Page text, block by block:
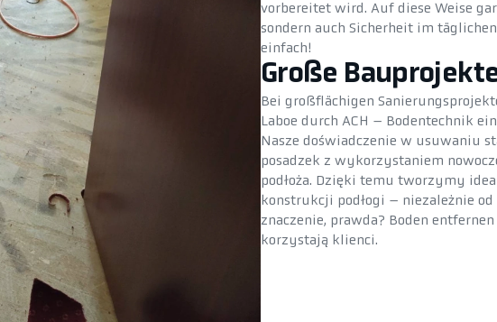
vorbereitet wird. Auf diese Weise
sondern auch Sicherheit im
einfach!
Große
Bei großflächigen
Laboe durch ACH – Bodentechnik
Nasze doświadczenie w usuwaniu
posadzek z wykorzystaniem
podłoża. Dzięki temu tworzymy
konstrukcji podłogi – niezależnie
znaczenie, prawda? Boden
korzystają klienci.